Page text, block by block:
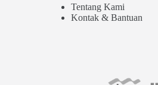
Tentang Kami
Kontak & Bantuan